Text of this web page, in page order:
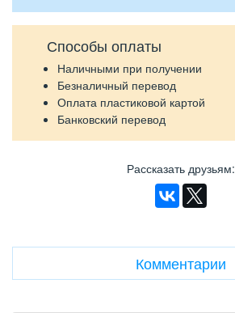
Способы оплаты
Наличными при получении
Безналичный перевод
Оплата пластиковой картой
Банковский перевод
Рассказать друзьям:
Комментарии